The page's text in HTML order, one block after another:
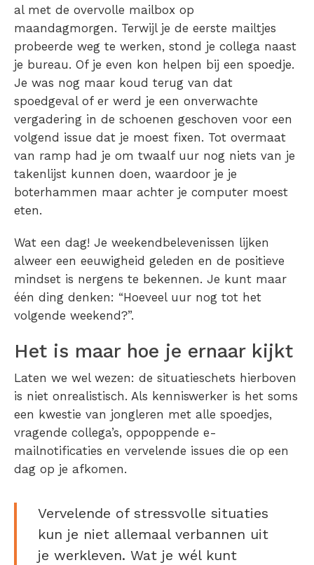
al met de overvolle mailbox op
maandagmorgen. Terwijl je de eerste mailtjes
probeerde weg te werken, stond je collega naast
je bureau. Of je even kon helpen bij een spoedje.
Je was nog maar koud terug van dat
spoedgeval of er werd je een onverwachte
vergadering in de schoenen geschoven voor een
volgend issue dat je moest fixen. Tot overmaat
van ramp had je om twaalf uur nog niets van je
takenlijst kunnen doen, waardoor je je
boterhammen maar achter je computer moest
eten.
Wat een dag! Je weekendbelevenissen lijken
alweer een eeuwigheid geleden en de positieve
mindset is nergens te bekennen. Je kunt maar
één ding denken: “Hoeveel uur nog tot het
volgende weekend?”.
Het is maar hoe je ernaar kijkt
Laten we wel wezen: de situatieschets hierboven
is niet onrealistisch. Als kenniswerker is het soms
een kwestie van jongleren met alle spoedjes,
vragende collega’s, oppoppende e-
mailnotificaties en vervelende issues die op een
dag op je afkomen.
Vervelende of stressvolle situaties
kun je niet allemaal verbannen uit
je werkleven. Wat je wél kunt